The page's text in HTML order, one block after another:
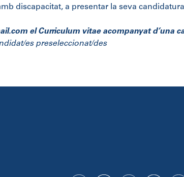
discapacitat, a presentar la seva
elCurriculum vitae acompanyat d’una
es preseleccionat/des